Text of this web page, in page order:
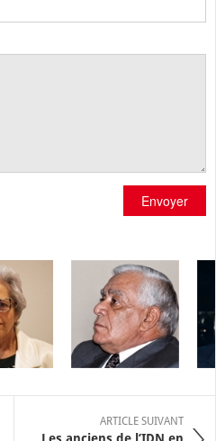
Envoyer
ARTICLE SUIVANT